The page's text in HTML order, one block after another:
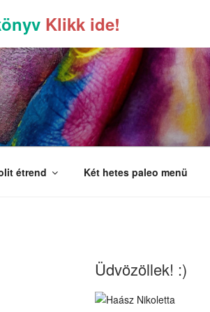
Klikk ide!
étrend Két hetes paleo menü
Üdvözöllek! :)